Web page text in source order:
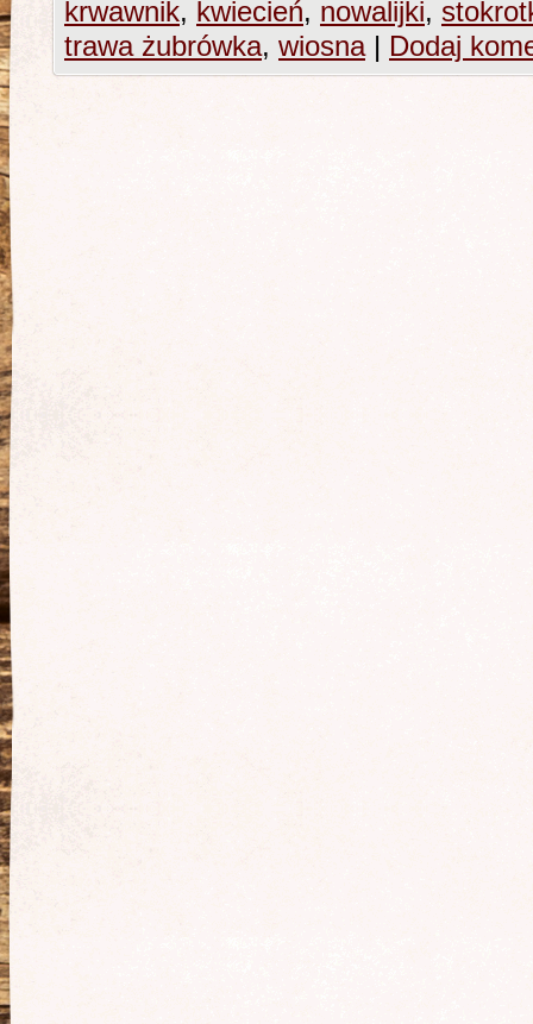
krwawnik, kwiecień, nowalijki,
trawa żubrówka, wiosna | Dodaj